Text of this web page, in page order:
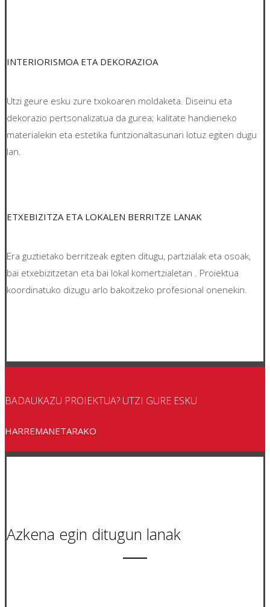
INTERIORISMOA ETA DEKORAZIOA
Utzi geure esku zure txokoaren moldaketa. Diseinu eta
dekorazio pertsonalizatua da gurea; kalitate handieneko
materialekin eta estetika funtzionaltasunari lotuz egiten dugu
lan.
ETXEBIZITZA ETA LOKALEN BERRITZE LANAK
Era guztietako berritzeak egiten ditugu, partzialak eta osoak,
bai etxebizitzetan eta bai lokal komertzialetan . Proiektua
koordinatuko dizugu arlo bakoitzeko profesional onenekin.
BADAUKAZU PROIEKTUA? UTZI GURE ESKU
HARREMANETARAKO
Azkena egin ditugun lanak